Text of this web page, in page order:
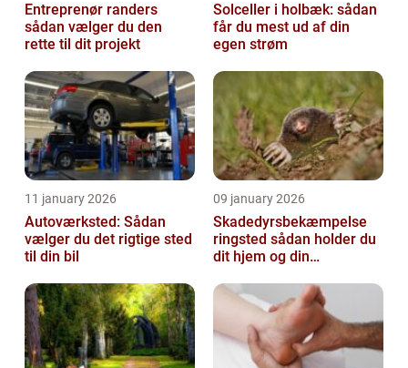
Entreprenør randers
sådan vælger du den
rette til dit projekt
Solceller i holbæk: sådan
får du mest ud af din
egen strøm
11 january 2026
Autoværksted: Sådan
vælger du det rigtige sted
til din bil
09 january 2026
Skadedyrsbekæmpelse
ringsted sådan holder du
dit hjem og din
gæster